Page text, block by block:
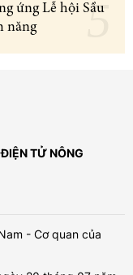
ứng Lễ hội Sầu
năng
TỬ NÔNG
- Cơ quan của